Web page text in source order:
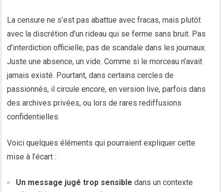
La censure ne s’est pas abattue avec fracas, mais plutôt
avec la discrétion d’un rideau qui se ferme sans bruit. Pas
d’interdiction officielle, pas de scandale dans les journaux.
Juste une absence, un vide. Comme si le morceau n’avait
jamais existé. Pourtant, dans certains cercles de
passionnés, il circule encore, en version live, parfois dans
des archives privées, ou lors de rares rediffusions
confidentielles.
Voici quelques éléments qui pourraient expliquer cette
mise à l’écart :
Un message jugé trop sensible dans un contexte